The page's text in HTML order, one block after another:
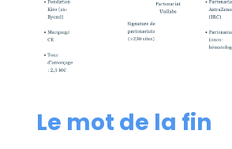
Le mot de la fin